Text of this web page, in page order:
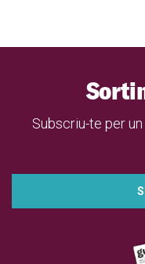
Subscriu-te per